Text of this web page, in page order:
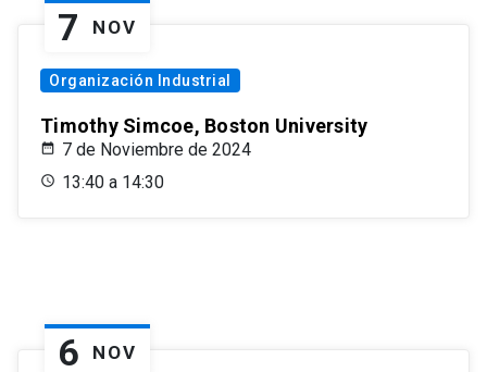
7 NOV
Organización Industrial
Timothy Simcoe, Boston University
7 de Noviembre de 2024
13:40 a 14:30
6 NOV